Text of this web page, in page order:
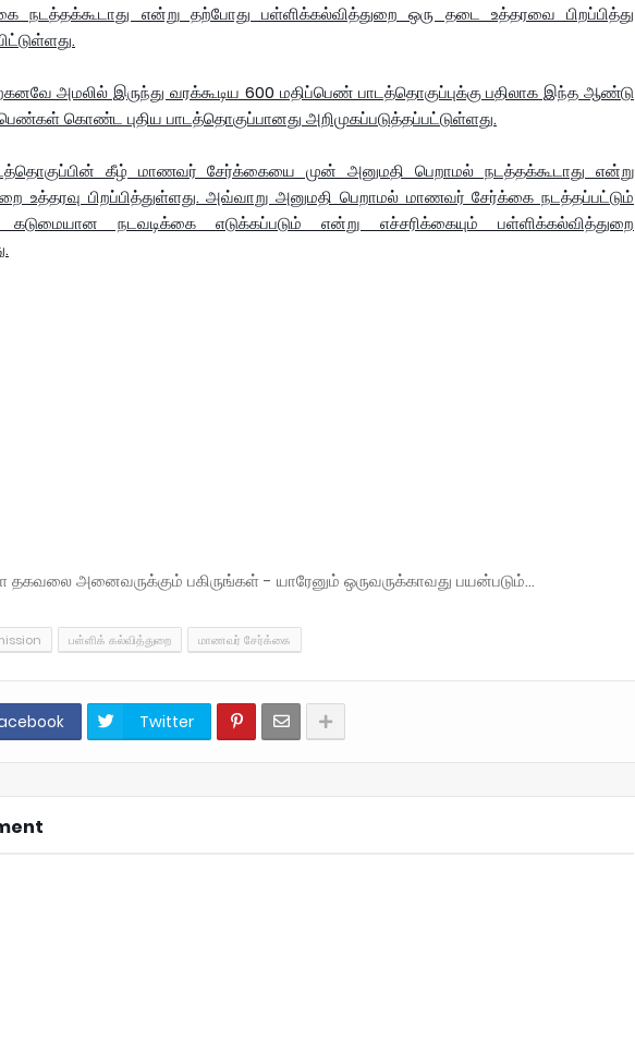
நடத்தக்கூடாது என்று தற்போது பள்ளிக்கல்வித்துறை ஒரு தடை உத்தரவை பிறப்பித்து
அமலில் இருந்து வரக்கூடிய 600 மதிப்பெண் பாடத்தொகுப்புக்கு பதிலாக இந்த ஆண்டு
கொண்ட புதிய பாடத்தொகுப்பானது அறிமுகப்படுத்தப்பட்டுள்ளது.
கீழ் மாணவர் சேர்க்கையை முன் அனுமதி பெறாமல் நடத்தக்கூடாது என்று
உத்தரவு பிறப்பித்துள்ளது. அவ்வாறு அனுமதி பெறாமல் மாணவர் சேர்க்கை நடத்தப்பட்டும்
நடவடிக்கை எடுக்கப்படும் என்று எச்சரிக்கையும் பள்ளிக்கல்வித்துறை
அனைவருக்கும் பகிருங்கள் - யாரேனும் ஒருவருக்காவது பயன்படும்...
பள்ளிக் கல்வித்துறை மாணவர் சேர்க்கை
Twitter